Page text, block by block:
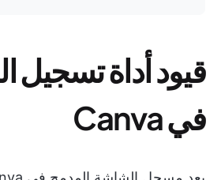
قيود أداة تسجيل
في Canva